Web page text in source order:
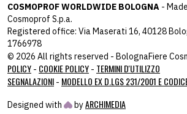
COSMOPROF WORLDWIDE BOLOGNA -
Cosmoprof S.p.a.
Registered office: Via Maserati 16, 40128
1766978
© 2026 All rights reserved - BolognaFiere
POLICY - COOKIE POLICY - TERMINI D'UTILIZZO
SEGNALAZIONI - MODELLO EX D.LGS 231/2001 E
Designed with byARCHIMEDIA